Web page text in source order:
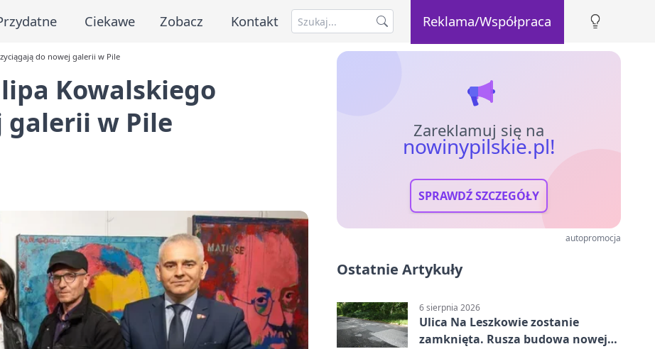
Ciekawe Zobacz Kontakt Reklama/Współpraca
do nowej galerii w Pile
Kowalskiego
galerii w Pile
Zareklamuj się na
nowinypilskie.pl!
SPRAWDŹ SZCZEGÓŁY
autopromocja
Ostatnie Artykuły
6 sierpnia 2026
Ulica Na Leszkowie zostanie
zamknięta. Rusza budowa nowej